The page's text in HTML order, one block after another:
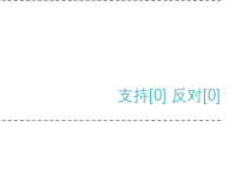
支持[0] 反对[0]